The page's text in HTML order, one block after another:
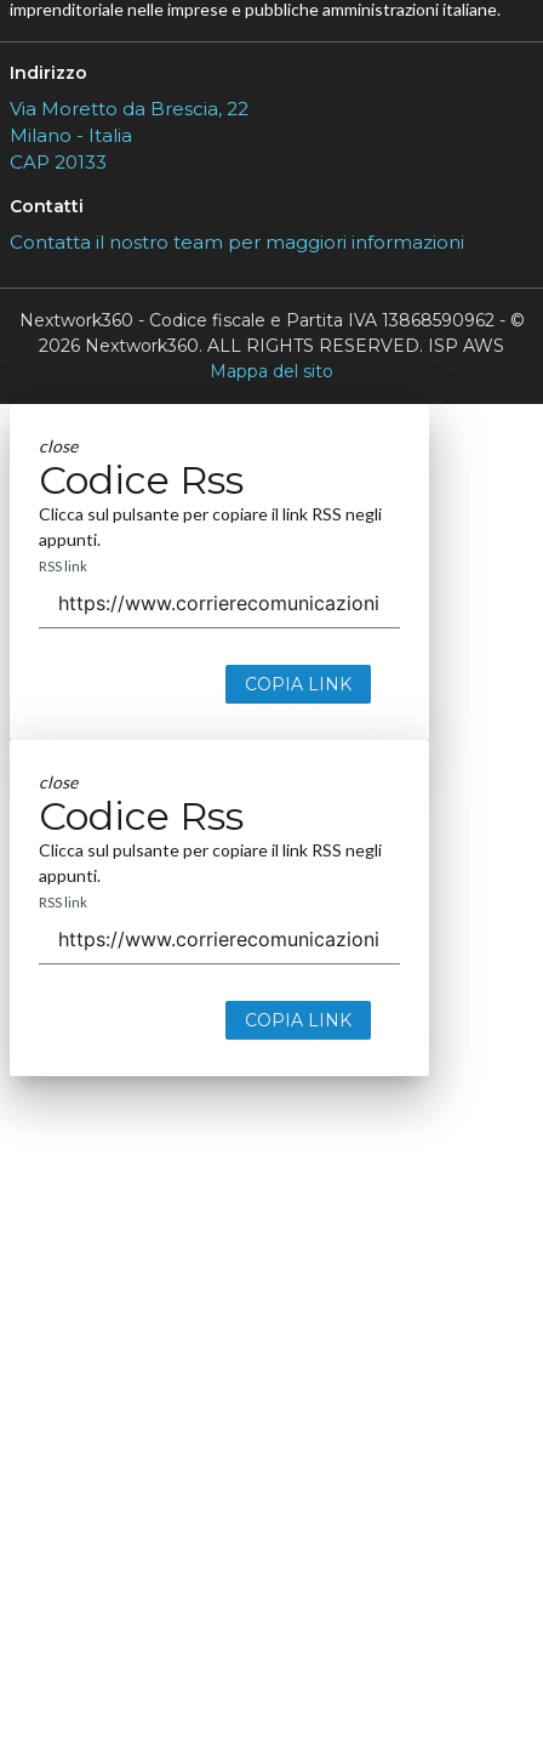
imprenditoriale nelle imprese e pubbliche amministrazioni italiane.
Indirizzo
Via Moretto da Brescia, 22
Milano - Italia
CAP 20133
Contatti
Contatta il nostro team per maggiori informazioni
Nextwork360 - Codice fiscale e Partita IVA 13868590962 - ©
2026 Nextwork360. ALL RIGHTS RESERVED. ISP AWS
Mappa del sito
close
Codice Rss
Clicca sul pulsante per copiare il link RSS negli
appunti.
RSS link
COPIA LINK
close
Codice Rss
Clicca sul pulsante per copiare il link RSS negli
appunti.
RSS link
COPIA LINK